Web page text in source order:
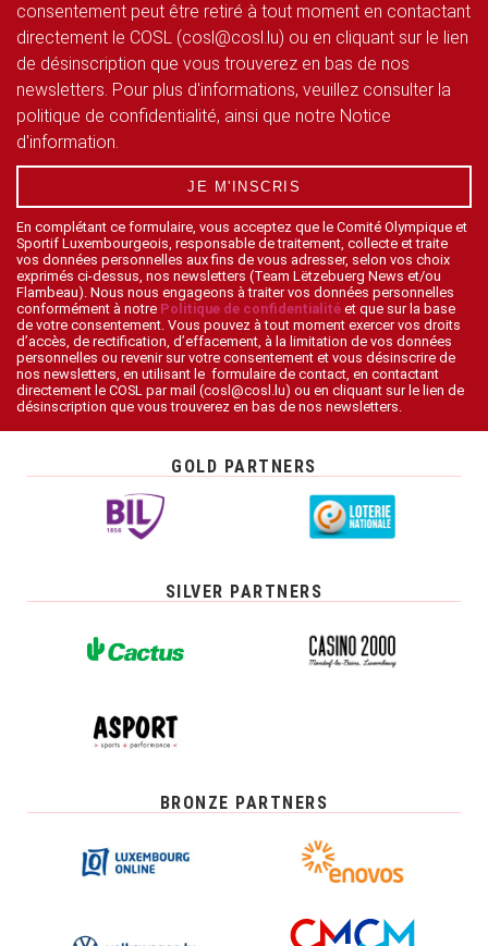
consentement peut être retiré à tout moment en contactant
directement le COSL (cosl@cosl.lu) ou en cliquant sur le lien
de désinscription que vous trouverez en bas de nos
newsletters. Pour plus d'informations, veuillez consulter la
politique de confidentialité, ainsi que notre Notice
d'information.
JE M'INSCRIS
En complétant ce formulaire, vous acceptez que le Comité Olympique et
Sportif Luxembourgeois, responsable de traitement, collecte et traite
vos données personnelles aux fins de vous adresser, selon vos choix
exprimés ci-dessus, nos newsletters (Team Lëtzebuerg News et/ou
Flambeau). Nous nous engageons à traiter vos données personnelles
conformément à notre Politique de confidentialité et que sur la base
de votre consentement. Vous pouvez à tout moment exercer vos droits
d’accès, de rectification, d’effacement, à la limitation de vos données
personnelles ou revenir sur votre consentement et vous désinscrire de
nos newsletters, en utilisant le formulaire de contact, en contactant
directement le COSL par mail (cosl@cosl.lu) ou en cliquant sur le lien de
désinscription que vous trouverez en bas de nos newsletters.
GOLD PARTNERS
SILVER PARTNERS
BRONZE PARTNERS